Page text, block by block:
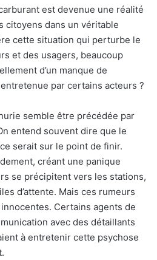
est devenue une réalité
citoyens dans un véritable
cette situation qui perturbe le
et des usagers, beaucoup
d’un manque de
par certains acteurs ?
semble être précédée par
entend souvent dire que le
serait sur le point de finir.
créant une panique
se précipitent vers les stations,
d’attente. Mais ces rumeurs
Certains agents de
avec des détaillants
à entretenir cette psychose